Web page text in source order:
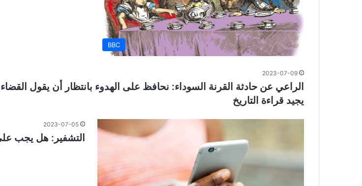
BBC
2023-07-09
الراعي عن حادثة القرنة السوداء: نحافظ على الهدوء بانتظار أن يقول
يجيد قراءة التاريخ
2023-07-05
التشفير: هل يجب